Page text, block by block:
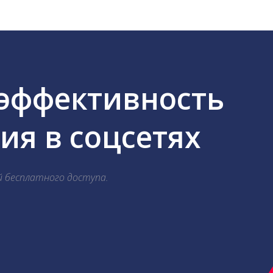
в соцсетях
бесплатного доступа.